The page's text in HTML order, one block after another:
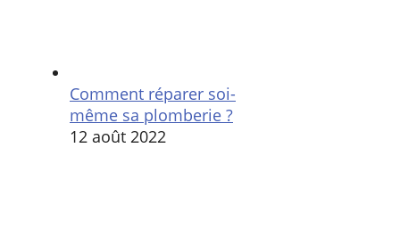
Comment réparer soi-
même sa plomberie ?
12 août 2022